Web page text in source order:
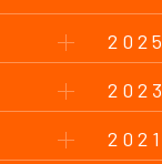
2025
2023
2021